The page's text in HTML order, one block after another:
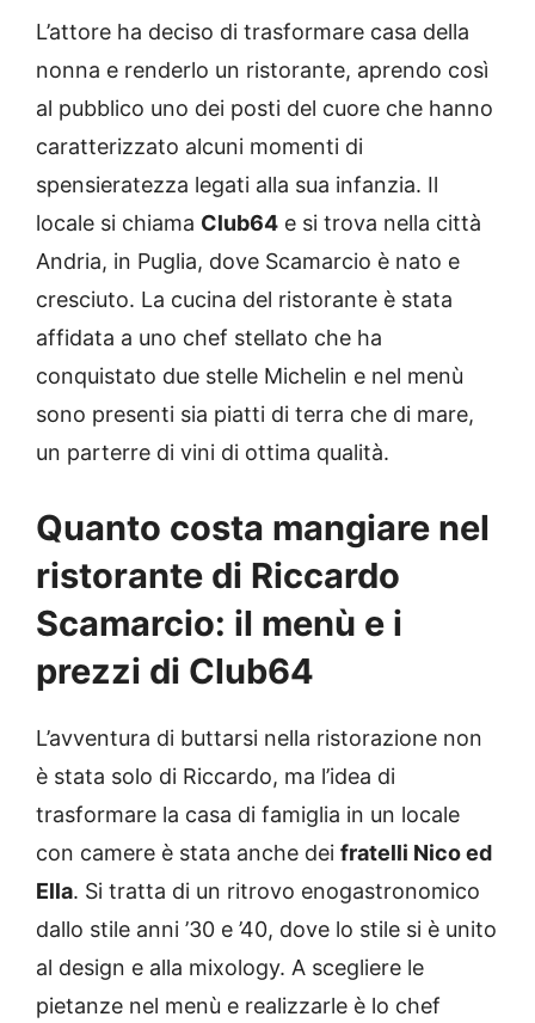
L’attore ha deciso di trasformare casa della
nonna e renderlo un ristorante, aprendo così
al pubblico uno dei posti del cuore che hanno
caratterizzato alcuni momenti di
spensieratezza legati alla sua infanzia. Il
locale si chiama Club64 e si trova nella città
Andria, in Puglia, dove Scamarcio è nato e
cresciuto. La cucina del ristorante è stata
affidata a uno chef stellato che ha
conquistato due stelle Michelin e nel menù
sono presenti sia piatti di terra che di mare,
un parterre di vini di ottima qualità.
Quanto costa mangiare nel
ristorante di Riccardo
Scamarcio: il menù e i
prezzi di Club64
L’avventura di buttarsi nella ristorazione non
è stata solo di Riccardo, ma l’idea di
trasformare la casa di famiglia in un locale
con camere è stata anche dei fratelli Nico ed
Ella. Si tratta di un ritrovo enogastronomico
dallo stile anni ’30 e ’40, dove lo stile si è unito
al design e alla mixology. A scegliere le
pietanze nel menù e realizzarle è lo chef